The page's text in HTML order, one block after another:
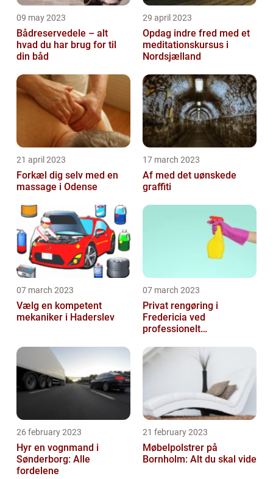
09 may 2023
Bådreservedele – alt
hvad du har brug for til
din båd
29 april 2023
Opdag indre fred med et
meditationskursus i
Nordsjælland
21 april 2023
Forkæl dig selv med en
massage i Odense
17 march 2023
Af med det uønskede
graffiti
07 march 2023
Vælg en kompetent
mekaniker i Haderslev
07 march 2023
Privat rengøring i
Fredericia ved
professionelt
26 february 2023
Hyr en vognmand i
Sønderborg: Alle
fordelene
21 february 2023
Møbelpolstrer på
Bornholm: Alt du skal vide